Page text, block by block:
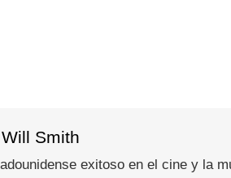
Smith
exitoso en el cine y la